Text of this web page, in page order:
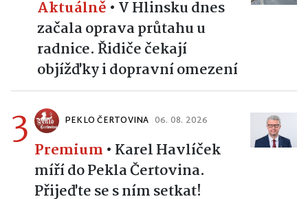
Aktuálně • V Hlinsku dnes
začala oprava průtahu u
radnice. Řidiče čekají
objížďky i dopravní omezení
3 PEKLO ČERTOVINA 06. 08. 2026
Premium • Karel Havlíček
míří do Pekla Čertovina.
Přijeďte se s ním setkat!